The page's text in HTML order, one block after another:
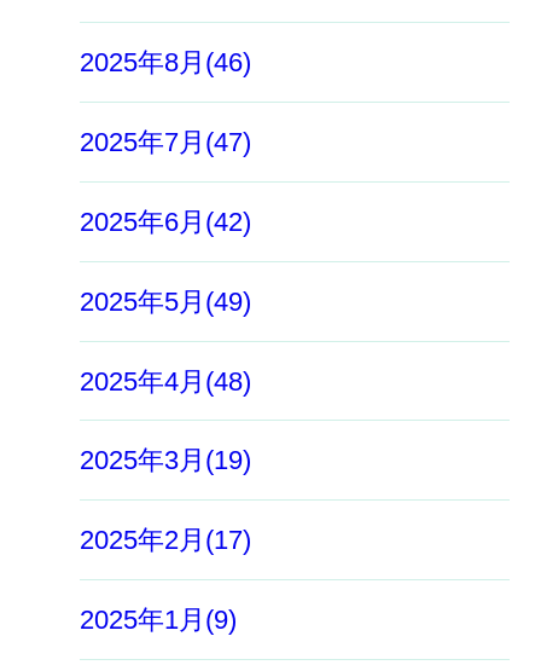
2025年8月(46)
2025年7月(47)
2025年6月(42)
2025年5月(49)
2025年4月(48)
2025年3月(19)
2025年2月(17)
2025年1月(9)